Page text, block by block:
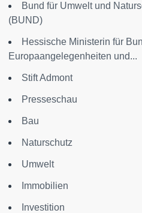
Bund für Umwelt und
(BUND)
Hessische Ministerin für
Europaangelegenheiten und...
Stift Admont
Presseschau
Bau
Naturschutz
Umwelt
Immobilien
Investition